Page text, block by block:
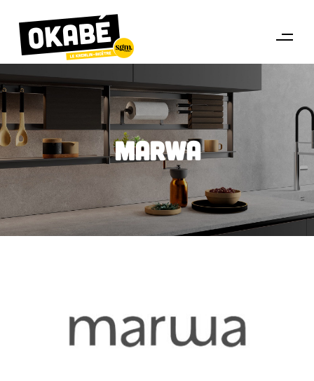
Marwa